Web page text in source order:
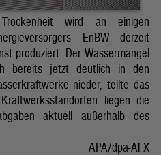
wird an einigen
EnBW derzeit
produziert. Der Wassermangel
bereits jetzt deutlich in den
nieder, teilte das
liegen die
aktuell außerhalb des
APA/dpa-AFX